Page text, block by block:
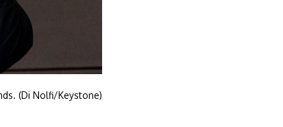
(Di Nolfi/Keystone)